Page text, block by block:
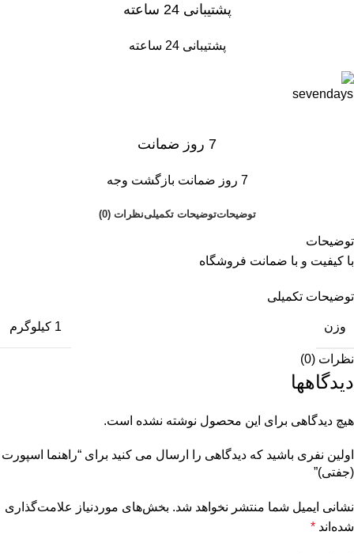
پشتیبانی 24 ساعته
پشتیبانی 24 ساعته
7 روز ضمانت
7 روز ضمانت بازگشت وجه
توضیحاتتوضیحات تکمیلینظرات (0)
توضیحات
با کیفیت و با ضمانت فروشگاه
توضیحات تکمیلی
وزن 1 کیلوگرم
نظرات (0)
دیدگاهها
هیچ دیدگاهی برای این محصول نوشته نشده است.
اولین نفری باشید که دیدگاهی را ارسال می کنید برای “راهنما اسپورت
(جفتی)”
نشانی ایمیل شما منتشر نخواهد شد. بخش‌های موردنیاز علامت‌گذاری
شده‌اند *